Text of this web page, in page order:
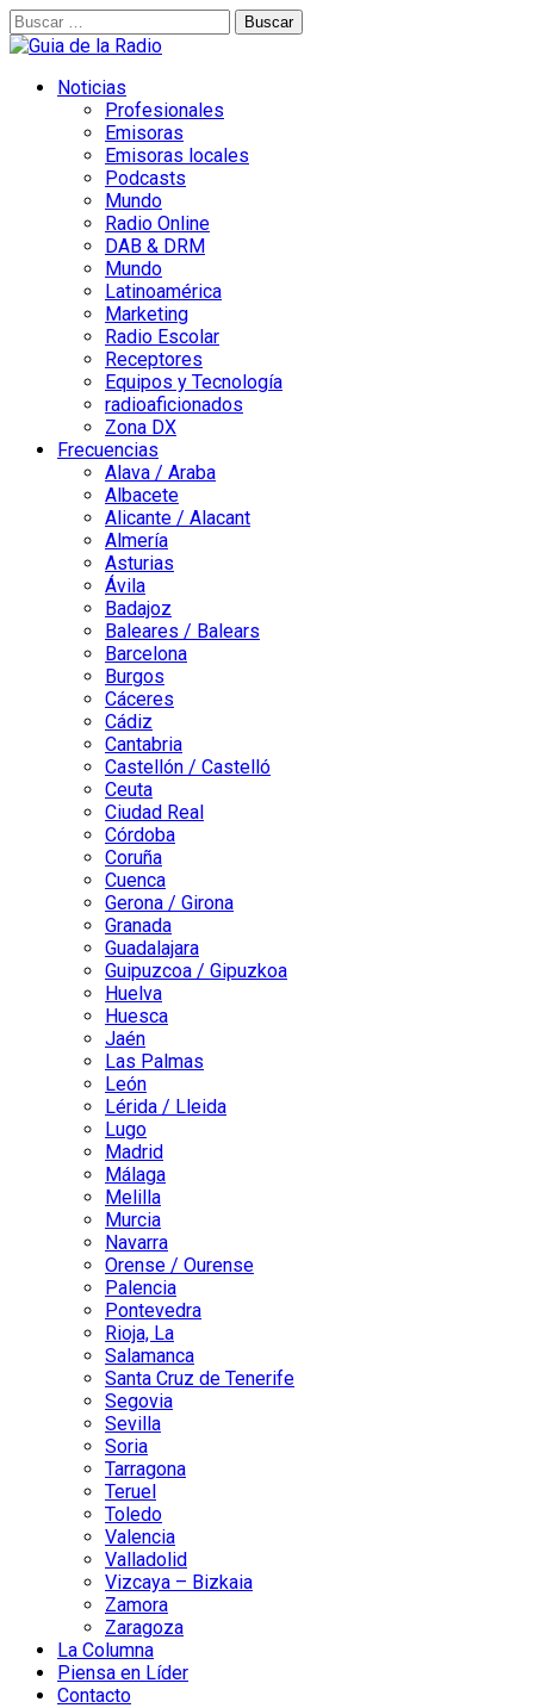
Buscar:
Noticias
Profesionales
Emisoras
Emisoras locales
Podcasts
Mundo
Radio Online
DAB & DRM
Mundo
Latinoamérica
Marketing
Radio Escolar
Receptores
Equipos y Tecnología
radioaficionados
Zona DX
Frecuencias
Alava / Araba
Albacete
Alicante / Alacant
Almería
Asturias
Ávila
Badajoz
Baleares / Balears
Barcelona
Burgos
Cáceres
Cádiz
Cantabria
Castellón / Castelló
Ceuta
Ciudad Real
Córdoba
Coruña
Cuenca
Gerona / Girona
Granada
Guadalajara
Guipuzcoa / Gipuzkoa
Huelva
Huesca
Jaén
Las Palmas
León
Lérida / Lleida
Lugo
Madrid
Málaga
Melilla
Murcia
Navarra
Orense / Ourense
Palencia
Pontevedra
Rioja, La
Salamanca
Santa Cruz de Tenerife
Segovia
Sevilla
Soria
Tarragona
Teruel
Toledo
Valencia
Valladolid
Vizcaya – Bizkaia
Zamora
Zaragoza
La Columna
Piensa en Líder
Contacto